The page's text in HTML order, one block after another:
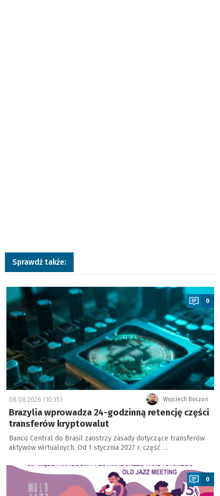
Sprawdź także:
a
0
Wojciech Boczoń
08.08.2026 (10:35)
Brazylia wprowadza 24-godzinną retencję części
transferów kryptowalut
Banco Central do Brasil zaostrzy zasady dotyczące transferów
aktywów wirtualnych. Od 1 stycznia 2027 r. część …
a
0